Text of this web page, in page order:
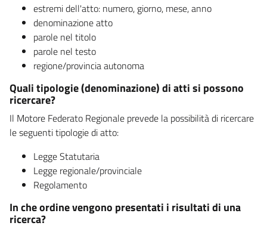
estremi dell'atto: numero, giorno, mese, anno
denominazione atto
parole nel titolo
parole nel testo
regione/provincia autonoma
Quali tipologie (denominazione) di atti si possono
ricercare?
Il Motore Federato Regionale prevede la possibilità di ricercare
le seguenti tipologie di atto:
Legge Statutaria
Legge regionale/provinciale
Regolamento
In che ordine vengono presentati i risultati di una
ricerca?